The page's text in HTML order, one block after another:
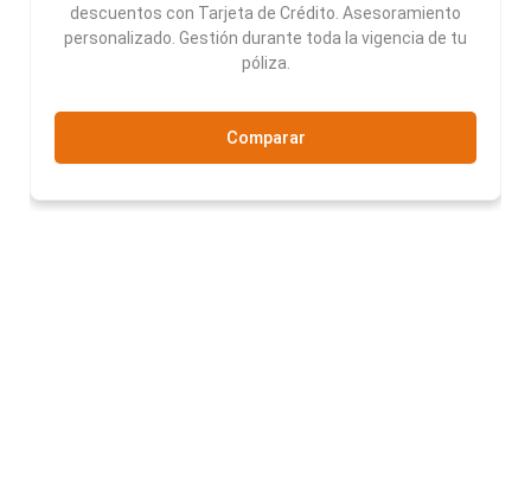
descuentos con Tarjeta de Crédito. Asesoramiento
personalizado. Gestión durante toda la vigencia de tu
póliza.
Comparar